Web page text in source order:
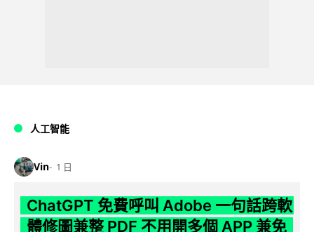
人工智能
Vin 1 日
ChatGPT 免費呼叫 Adobe 一句話跨軟
體修圖兼整 PDF 不用開多個 APP 兼免